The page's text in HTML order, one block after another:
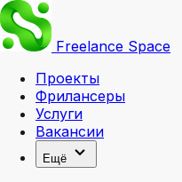
Freelance Space
Проекты
Фрилансеры
Услуги
Вакансии
Ещё expand_more